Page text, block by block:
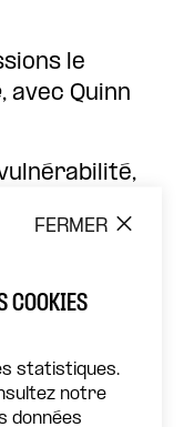
le
, avec Quinn
ténor et chef
chanter en
FERMER
COOKIES
statistiques.
notre
données